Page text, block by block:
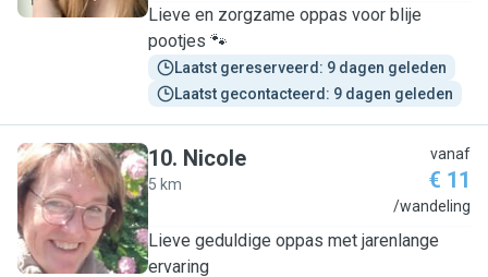
Lieve en zorgzame oppas voor blije
pootjes 🐾
Laatst gereserveerd: 9 dagen geleden
Laatst gecontacteerd: 9 dagen geleden
N
10. Nicole
5 km
vanaf
€ 11
/wandeling
Lieve geduldige oppas met jarenlange
ervaring